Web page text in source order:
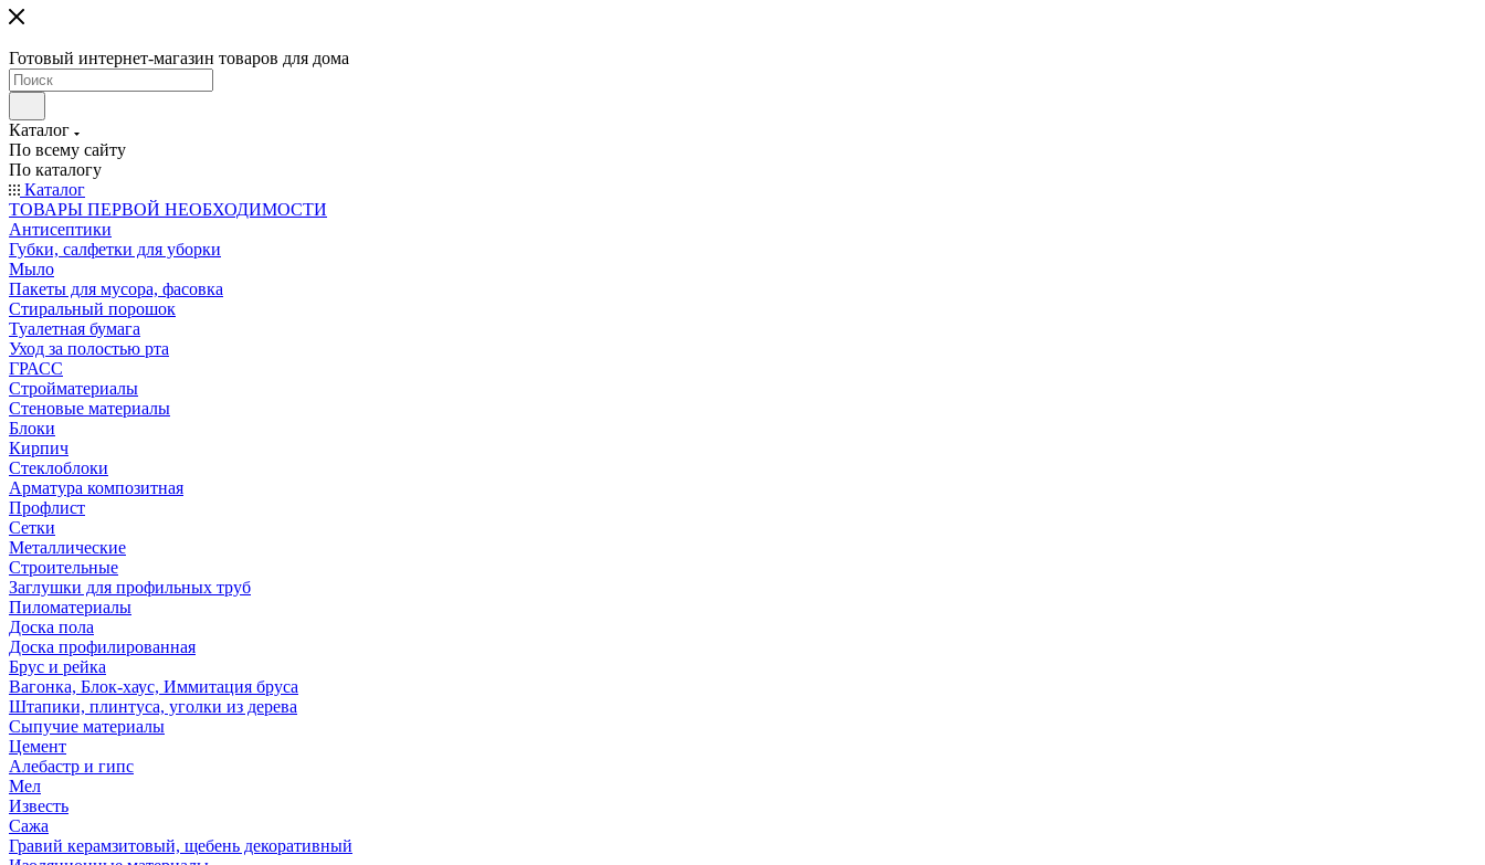
Готовый интернет-магазин товаров для дома
Каталог
По всему сайту
По каталогу
Каталог
ТОВАРЫ ПЕРВОЙ НЕОБХОДИМОСТИ
Антисептики
Губки, салфетки для уборки
Мыло
Пакеты для мусора, фасовка
Стиральный порошок
Туалетная бумага
Уход за полостью рта
ГРАСС
Стройматериалы
Стеновые материалы
Блоки
Кирпич
Стеклоблоки
Арматура композитная
Профлист
Сетки
Металлические
Строительные
Заглушки для профильных труб
Пиломатериалы
Доска пола
Доска профилированная
Брус и рейка
Вагонка, Блок-хаус, Иммитация бруса
Штапики, плинтуса, уголки из дерева
Сыпучие материалы
Цемент
Алебастр и гипс
Мел
Известь
Сажа
Гравий керамзитовый, щебень декоративный